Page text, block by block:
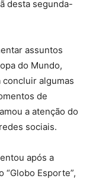
desta segunda-
assuntos
do Mundo,
algumas
de
a atenção do
sociais.
após a
“Globo Esporte”,